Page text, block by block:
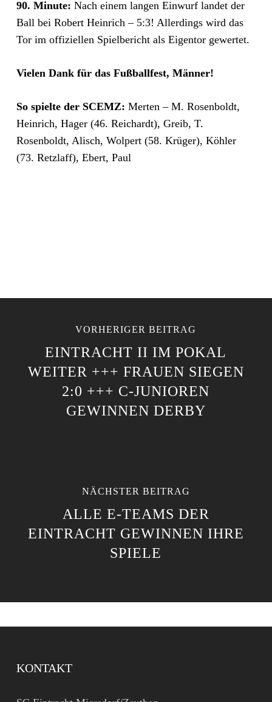
90. Minute: Nach einem langen Einwurf landet der
Ball bei Robert Heinrich – 5:3! Allerdings wird das
Tor im offiziellen Spielbericht als Eigentor gewertet.
Vielen Dank für das Fußballfest, Männer!
So spielte der SCEMZ: Merten – M. Rosenboldt,
Heinrich, Hager (46. Reichardt), Greib, T.
Rosenboldt, Alisch, Wolpert (58. Krüger), Köhler
(73. Retzlaff), Ebert, Paul
VORHERIGER BEITRAG
EINTRACHT II IM POKAL
WEITER +++ FRAUEN SIEGEN
2:0 +++ C-JUNIOREN
GEWINNEN DERBY
NÄCHSTER BEITRAG
ALLE E-TEAMS DER
EINTRACHT GEWINNEN IHRE
SPIELE
KONTAKT